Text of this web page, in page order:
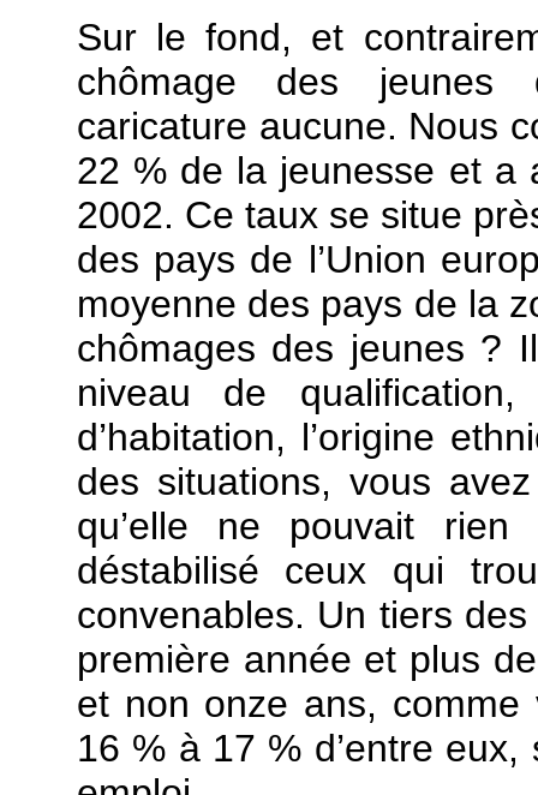
Sur le fond, et
chômage des jeunes
caricature aucune. Nous
22 % de la jeunesse et a
2002. Ce taux se situe
des pays de l’Union
moyenne des pays de la
chômages des jeunes ?
niveau de
d’habitation, l’origine
des situations, vous
qu’elle ne pouvait
déstabilisé ceux qui
convenables. Un tiers
première année et plus
et non onze ans, comme
16 % à 17 % d’entre